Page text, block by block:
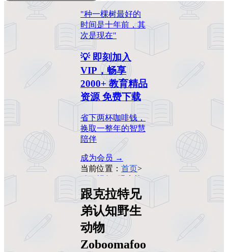
"种一棵树最好的
时间是十年前，其
次是现在"
💡 即刻加入
VIP，畅享
2000+ 教育精品
资源 免费下载
省下两杯咖啡钱，
换取一整年的智慧
陪伴
成为会员 →
当前位置： 首页>
动画视频
跟克拉
特兄弟认知野生动
物 Zoboomafoo
with the Kratt
brothers（PBS系
列）
跟克拉特兄
弟认知野生
动物
Zoboomafoo